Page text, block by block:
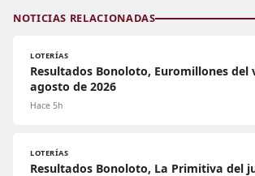
NOTICIAS RELACIONADAS
LOTERÍAS
Resultados Bonoloto, Euromillones del
agosto de 2026
Hace 5h
LOTERÍAS
Resultados Bonoloto, La Primitiva del